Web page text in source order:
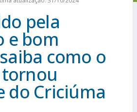
pela
e bom
como o
tornou
do Criciúma